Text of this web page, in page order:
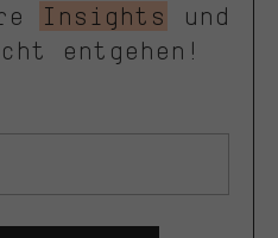
Insights
und
entgehen!